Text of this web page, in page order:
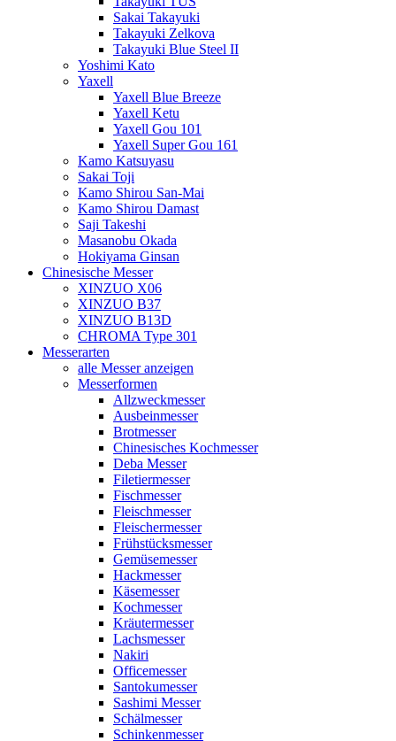
Sakai Takayuki
Takayuki Zelkova
Takayuki Blue Steel II
Yoshimi Kato
Yaxell
Yaxell Blue Breeze
Yaxell Ketu
Yaxell Gou 101
Yaxell Super Gou 161
Kamo Katsuyasu
Sakai Toji
Kamo Shirou San-Mai
Kamo Shirou Damast
Saji Takeshi
Masanobu Okada
Hokiyama Ginsan
Chinesische Messer
XINZUO X06
XINZUO B37
XINZUO B13D
CHROMA Type 301
Messerarten
alle Messer anzeigen
Messerformen
Allzweckmesser
Ausbeinmesser
Brotmesser
Chinesisches Kochmesser
Deba Messer
Filetiermesser
Fischmesser
Fleischmesser
Fleischermesser
Frühstücksmesser
Gemüsemesser
Hackmesser
Käsemesser
Kochmesser
Kräutermesser
Lachsmesser
Nakiri
Officemesser
Santokumesser
Sashimi Messer
Schälmesser
Schinkenmesser